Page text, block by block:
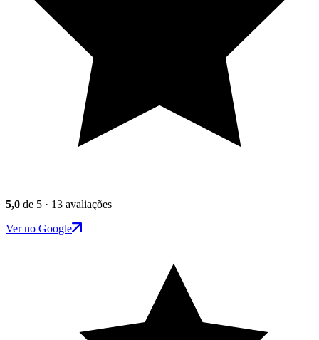
5,0 de 5 · 13 avaliações
Ver no Google